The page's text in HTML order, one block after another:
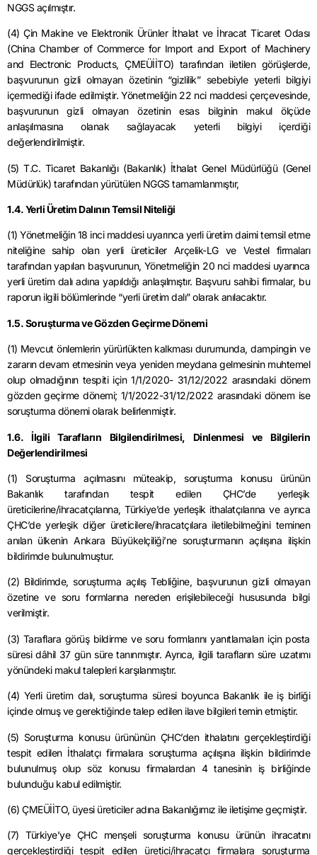
NGGS açılmıştır.
(4) Çin Makine ve Elektronik Ürünler İthalat ve İhracat Ticaret Odası
(China Chamber of Commerce for Import and Export of Machinery
and Electronic Products, ÇMEÜİİTO) tarafından iletilen görüşlerde,
başvurunun gizli olmayan özetinin “gizlilik” sebebiyle yeterli bilgiyi
içermediği ifade edilmiştir. Yönetmeliğin 22 nci maddesi çerçevesinde,
başvurunun gizli olmayan özetinin esas bilginin makul ölçüde
anlaşılmasına olanak sağlayacak yeterli bilgiyi içerdiği
değerlendirilmiştir.
(5) T.C. Ticaret Bakanlığı (Bakanlık) İthalat Genel Müdürlüğü (Genel
Müdürlük) tarafından yürütülen NGGS tamamlanmıştır,
1.4. Yerli Üretim Dalının Temsil Niteliği
(1) Yönetmeliğin 18 inci maddesi uyarınca yerli üretim daimi temsil etme
niteliğine sahip olan yerli üreticiler Arçelik-LG ve Vestel firmaları
tarafından yapılan başvurunun, Yönetmeliğin 20 nci maddesi uyarınca
yerli üretim dalı adına yapıldığı anlaşılmıştır. Başvuru sahibi firmalar, bu
raporun ilgili bölümlerinde “yerli üretim dalı” olarak anılacaktır.
1.5. Soruşturma ve Gözden Geçirme Dönemi
(1) Mevcut önlemlerin yürürlükten kalkması durumunda, dampingin ve
zararın devam etmesinin veya yeniden meydana gelmesinin muhtemel
olup olmadığının tespiti için 1/1/2020- 31/12/2022 arasındaki dönem
gözden geçirme dönemi; 1/1/2022-31/12/2022 arasındaki dönem ise
soruşturma dönemi olarak belirlenmiştir.
1.6. İlgili Tarafların Bilgilendirilmesi, Dinlenmesi ve Bilgilerin
Değerlendirilmesi
(1) Soruşturma açılmasını müteakip, soruşturma konusu ürünün
Bakanlık tarafından tespit edilen ÇHC’de yerleşik
üreticilerine/ihracatçılanna, Türkiye’de yerleşik ithalatçılarına ve ayrıca
ÇHC’de yerleşik diğer üreticilere/ihracatçılara iletilebilmeğini teminen
anılan ülkenin Ankara Büyükelçiliği’ne soruşturmanın açılışına ilişkin
bildirimde bulunulmuştur.
(2) Bildirimde, soruşturma açılış Tebliğine, başvurunun gizli olmayan
özetine ve soru formlarına nereden erişilebileceği hususunda bilgi
verilmiştir.
(3) Taraflara görüş bildirme ve soru formlarını yanıtlamaları için posta
süresi dâhil 37 gün süre tanınmıştır. Ayrıca, ilgili tarafların süre uzatımı
yönündeki makul talepleri karşılanmıştır.
(4) Yerli üretim dalı, soruşturma süresi boyunca Bakanlık ile iş birliği
içinde olmuş ve gerektiğinde talep edilen ilave bilgileri temin etmiştir.
(5) Soruşturma konusu ürününün ÇHC’den ithalatını gerçekleştirdiği
tespit edilen İthalatçı firmalara soruşturma açılışına ilişkin bildirimde
bulunulmuş olup söz konusu firmalardan 4 tanesinin iş birliğinde
bulunduğu kabul edilmiştir.
(6) ÇMEÜİİTO, üyesi üreticiler adına Bakanlığımız ile iletişime geçmiştir.
(7) Türkiye’ye ÇHC menşeli soruşturma konusu ürünün ihracatını
gerçekleştirdiği tespit edilen üretici/ihracatçı firmalara soruşturma